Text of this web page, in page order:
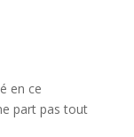
en ce
part pas tout